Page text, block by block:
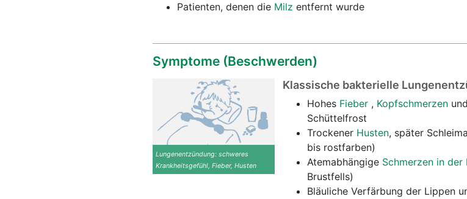
Patienten, denen die Milz entfernt wurde
Symptome (Beschwerden)
Lungenentzündung: schweres
Krankheitsgefühl, Fieber, Husten
Klassische bakterielle
Hohes Fieber , Kopfschmerzen und
Schüttelfrost
Trockener Husten, später
bis rostfarben)
Atemabhängige Schmerzen in der
Brustfells)
Bläuliche Verfärbung der Lippen